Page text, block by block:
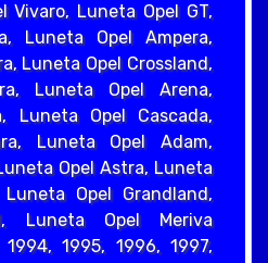
Vivaro, Luneta Opel GT,
Luneta Opel Ampera,
Luneta Opel Crossland,
Luneta Opel Arena,
Luneta Opel Cascada,
Luneta Opel Adam,
Opel Astra, Luneta
Opel Grandland,
Luneta Opel Meriva
1995, 1996, 1997,